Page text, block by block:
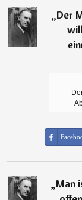
„Der
„Man